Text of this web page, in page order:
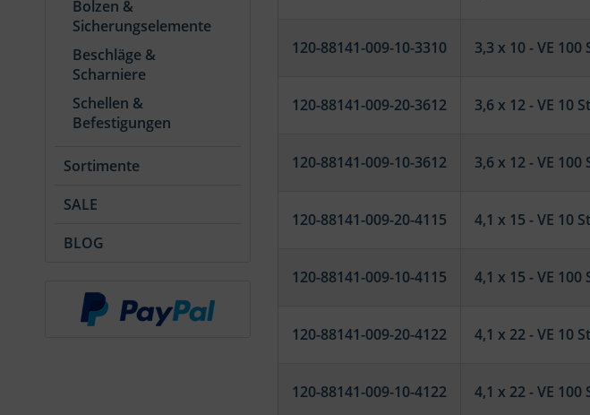
Bolzen &
Sicherungselemente
Beschläge &
Scharniere
Schellen &
Befestigungen
Sortimente
SALE
BLOG
120-88141-009-10-3310 3,3 x 10 - VE 100
120-88141-009-20-3612 3,6 x 12 - VE 10
120-88141-009-10-3612 3,6 x 12 - VE 100
120-88141-009-20-4115 4,1 x 15 - VE 10
120-88141-009-10-4115 4,1 x 15 - VE 100
120-88141-009-20-4122 4,1 x 22 - VE 10
120-88141-009-10-4122 4,1 x 22 - VE 100